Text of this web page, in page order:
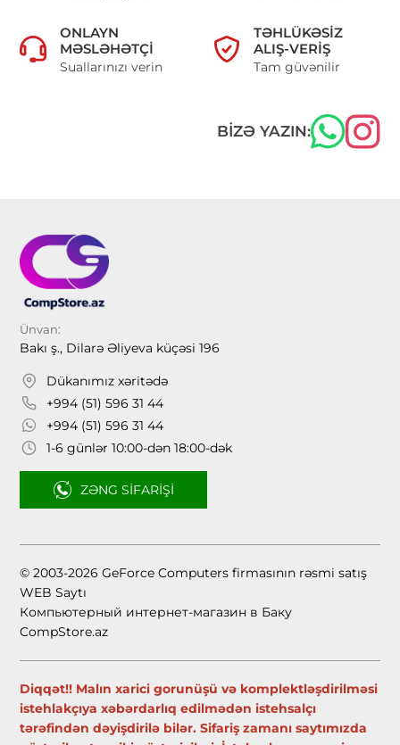
ONLAYN
MƏSLƏHƏTÇI
Suallarınızı verin
TƏHLÜKƏSIZ
ALIŞ-VERIŞ
Tam güvənilir
BIZƏ YAZIN:
Ünvan:
Bakı ş., Dilarə Əliyeva küçəsi 196
Dükanımız xəritədə
+994 (51) 596 31 44
+994 (51) 596 31 44
1-6 günlər 10:00-dən 18:00-dək
ZƏNG SIFARIŞI
© 2003-2026 GeForce Computers firmasının rəsmi satış
WEB Saytı
Компьютерный интернет-магазин в Баку
CompStore.az
Diqqət!! Malın xarici gorunüşü və komplektləşdirilməsi
istehlakçıya xəbərdarlıq edilmədən istehsalçı
tərəfindən dəyişdirilə bilər. Sifariş zamanı saytımızda